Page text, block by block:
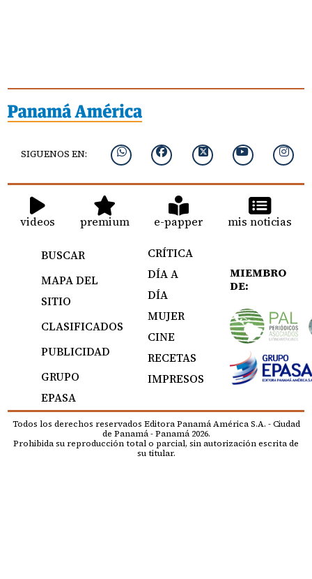
SIGUENOS EN:
videos premium e-papper mis noticias
BUSCAR
MAPA DEL
SITIO
CLASIFICADOS
PUBLICIDAD
GRUPO
EPASA
CRÍTICA
DÍA A
DÍA
MUJER
CINE
RECETAS
IMPRESOS
MIEMBRO
DE:
Todos los derechos reservados Editora Panamá América S.A. - Ciudad
de Panamá - Panamá 2026.
Prohibida su reproducción total o parcial, sin autorización escrita de
su titular.